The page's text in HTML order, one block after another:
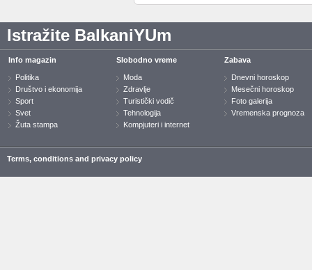
Istražite BalkaniYUm
Info magazin
Politika
Društvo i ekonomija
Sport
Svet
Žuta stampa
Slobodno vreme
Moda
Zdravlje
Turistički vodič
Tehnologija
Kompjuteri i internet
Zabava
Dnevni horoskop
Mesečni horoskop
Foto galerija
Vremenska prognoza
Terms, conditions and privacy policy